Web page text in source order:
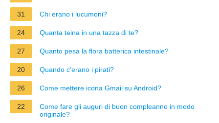
31 Chi erano i lucumoni?
24 Quanta teina in una tazza di te?
27 Quanto pesa la flora batterica intestinale?
20 Quando c'erano i pirati?
26 Come mettere icona Gmail su Android?
22
Come fare gli auguri di buon compleanno in modo
originale?